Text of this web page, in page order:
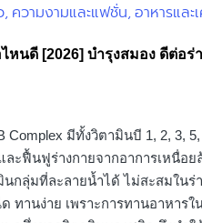
ความงามและแฟชั่น อาหารแล
หนดี [2026] บำรุงสมอง ดีต่อร่
Complex มีทั้งวิตามินบี 1, 2, 3, 5,
ะฟื้นฟูร่างกายจากอาการเหนื่อย
กลุ่มที่ละลายน้ำได้ ไม่สะสมในร่
านง่าย เพราะการทานอาหารใ